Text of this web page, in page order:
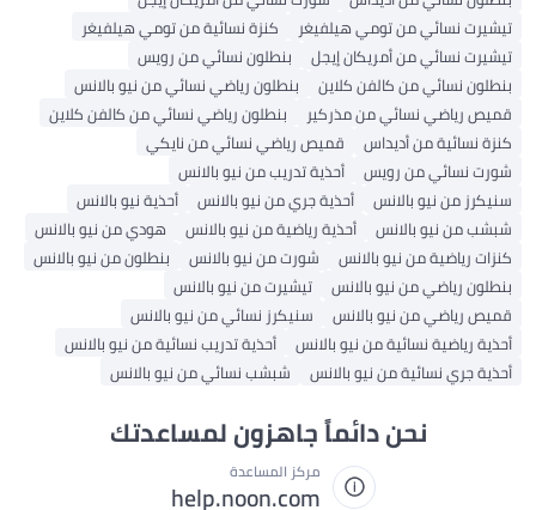
نسائي من تومي هيلفيغر
كنزة نسائية من تومي هيلفيغر
نسائي من أمريكان إيجل
بنطلون نسائي من رويس
نسائي من كالفن كلاين
بنطلون رياضي نسائي من نيو بالانس
رياضي نسائي من مذركير
بنطلون رياضي نسائي من كالفن كلاين
نسائية من أديداس
قميص رياضي نسائي من نايكي
نسائي من رويس
أحذية تدريب من نيو بالانس
من نيو بالانس
أحذية جري من نيو بالانس
أحذية نيو بالانس
من نيو بالانس
أحذية رياضية من نيو بالانس
هودي من نيو بالانس
رياضية من نيو بالانس
شورت من نيو بالانس
بنطلون من نيو بالانس
رياضي من نيو بالانس
تيشيرت من نيو بالانس
رياضي من نيو بالانس
سنيكرز نسائي من نيو بالانس
رياضية نسائية من نيو بالانس
أحذية تدريب نسائية من نيو بالانس
جري نسائية من نيو بالانس
شبشب نسائي من نيو بالانس
نحن دائماً جاهزون لمساعدتك
مركز المساعدة
help.noon.com